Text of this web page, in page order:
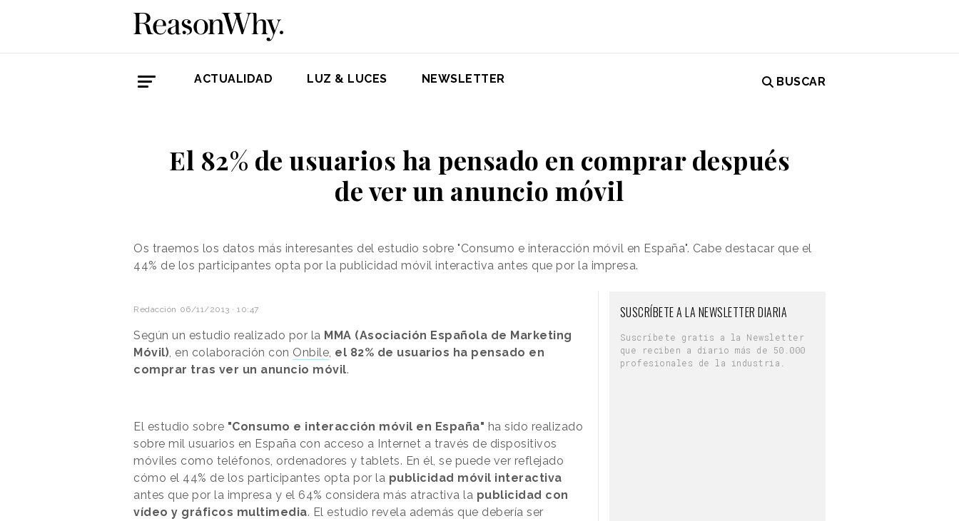
ACTUALIDAD LUZ & LUCES NEWSLETTER BUSCAR
El 82% de usuarios ha pensado en comprar después
de ver un anuncio móvil
Os traemos los datos más interesantes del estudio sobre "Consumo e interacción móvil en España". Cabe destacar que el
44% de los participantes opta por la publicidad móvil interactiva antes que por la impresa.
Redacción 06/11/2013 · 10:47
Según un estudio realizado por la MMA (Asociación Española de Marketing
Móvil) , en colaboración con Onbile el 82% de usuarios ha pensado en
comprar tras ver un anuncio móvil.
El estudio sobre "Consumo e interacción móvil en España" ha sido realizado
sobre mil usuarios en España con acceso a Internet a través de dispositivos
móviles como teléfonos, ordenadores y tablets. En él, se puede ver reflejado
cómo el 44% de los participantes opta por la publicidad móvil interactiva
antes que por la impresa y el 64% considera más atractiva la publicidad con
vídeo y gráficos multimedia. El estudio revela además que debería ser
SUSCRÍBETE A LA NEWSLETTER DIARIA
Suscríbete gratis a la Newsletter
que reciben a diario más de 50.000
profesionales de la industria.